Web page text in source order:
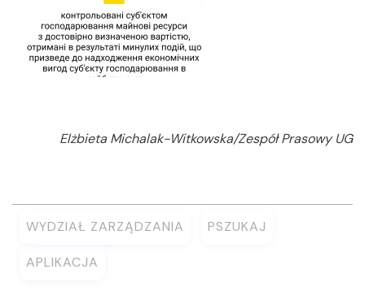
Elżbieta Michalak-Witkowska/Zespół Prasowy UG
WYDZIAŁ ZARZĄDZANIA PSZUKAJ
APLIKACJA